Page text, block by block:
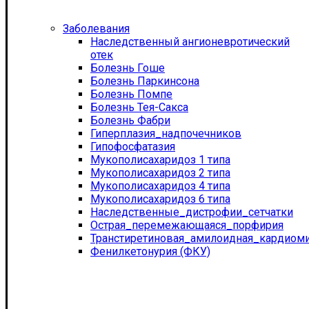
Заболевания
Наследственный ангионевротический
отек
Болезнь Гоше
Болезнь Паркинсона
Болезнь Помпе
Болезнь Тея-Сакса
Болезнь Фабри
Гиперплазия_надпочечников
Гипофосфатазия
Мукополисахаридоз 1 типа
Мукополисахаридоз 2 типа
Мукополисахаридоз 4 типа
Мукополисахаридоз 6 типа
Наследственные_дистрофии_сетчатки
Острая_перемежающаяся_порфирия
Фенилкетонурия (ФКУ)